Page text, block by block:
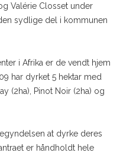
Valérie Closset under
sydlige del i kommunen
i Afrika er de vendt hjem
har dyrket 5 hektar med
(2ha), Pinot Noir (2ha) og
at dyrke deres
er håndholdt hele